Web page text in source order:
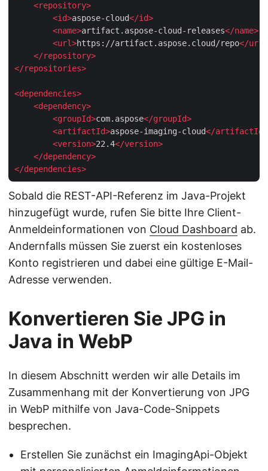
<repository>
<id>aspose-cloud</id>
<name>artifact.aspose-cloud-releases</name>
<url>https://artifact.aspose.cloud/repo</url
</repository>
</repositories>
<dependencies>
<dependency>
<groupId>com.aspose</groupId>
<artifactId>aspose-imaging-cloud</artifactId
<version>22.4</version>
</dependency>
</dependencies>
Sobald die REST-API-Referenz im Java-Projekt
hinzugefügt wurde, rufen Sie bitte Ihre Client-
Anmeldeinformationen von Cloud Dashboard ab.
Andernfalls müssen Sie zuerst ein kostenloses
Konto registrieren und dabei eine gültige E-Mail-
Adresse verwenden.
Konvertieren Sie JPG in
Java in WebP
In diesem Abschnitt werden wir alle Details im
Zusammenhang mit der Konvertierung von JPG
in WebP mithilfe von Java-Code-Snippets
besprechen.
Erstellen Sie zunächst ein ImagingApi-Objekt